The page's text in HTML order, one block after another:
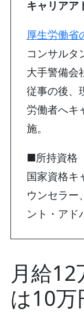
キャリアア
厚生労働省
コンサルタ
大手警備会
従事の後、
労働者へキ
施。
■所持資格
国家資格キ
ウンセラー
ント・アド
月給
は10万